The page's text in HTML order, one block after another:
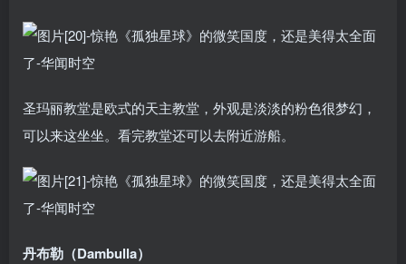
圣玛丽教堂是欧式的天主教堂，外观是淡淡的粉色很梦幻，
可以来这坐坐。看完教堂还可以去附近游船。
丹布勒（Dambulla）